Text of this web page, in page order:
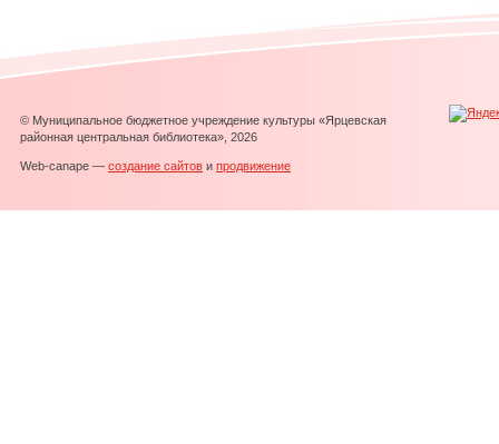
© Муниципальное бюджетное учреждение культуры «Ярцевская
районная центральная библиотека», 2026
Web-canape — создание сайтов и продвижение